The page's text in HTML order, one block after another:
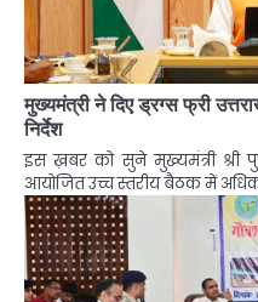
मुख्यमंत्री ने दिए ड्रग्स फ्री
निर्देश
इस ख़बर को सुने मुख्यमंत्री श्री
आयोजित उच्च स्तरीय बैठक में